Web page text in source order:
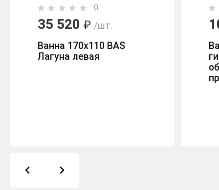
0
35 520 ₽ /шт.
Ванна 170х110 BAS
Лагуна левая